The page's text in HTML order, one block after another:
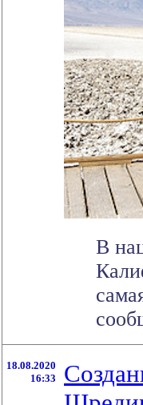
В
18.08.2020
16:33